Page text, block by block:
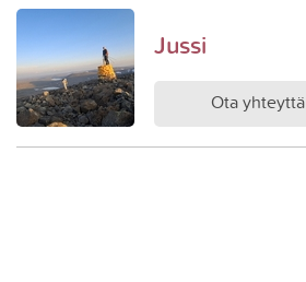
Jussi
Ota yhteyttä